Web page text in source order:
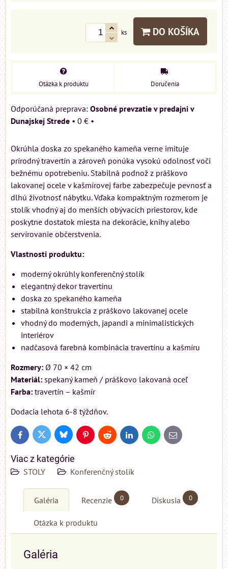
ks DO KOŠÍKA
Otázka k produktu Doručenia
Osobné prevzatie v predajni v
Dunajskej Strede • 0 € •
Okrúhla doska zo spekaného kameňa verne imituje
prírodný travertín a zároveň ponúka vysokú odolnosť voči
bežnému opotrebeniu. Stabilná podnož z práškovo
lakovanej ocele v kašmírovej farbe zabezpečuje pevnosť a
dlhú životnosť nábytku. Vďaka kompaktným rozmerom je
stolík vhodný aj do menších obývacích priestorov, kde
poskytne dostatok miesta na dekorácie, knihy alebo
servírovanie občerstvenia.
Vlastnosti produktu:
moderný okrúhly konferenčný stolík
elegantný dekor travertínu
doska zo spekaného kameňa
stabilná konštrukcia z práškovo lakovanej ocele
vhodný do moderných, japandi a minimalistických
interiérov
nadčasová farebná kombinácia travertínu a kašmíru
Rozmery: Ø 70 × 42 cm
Materiál: spekaný kameň / práškovo lakovaná oceľ
Farba: travertín – kašmír
Dodacia lehota 6-8 týždňov.
FacebookTwitter BlueskyPinterestReddit LinkedInWhatsApp
E-
mail
Viac z kategórie
STOLY Konferenčný stolík
Galéria Recenzie 0 Diskusia 0
Otázka k produktu
Galéria